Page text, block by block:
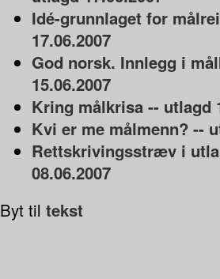
Idé-grunnlaget for
17.06.2007
God norsk. Innlegg i
15.06.2007
Kring målkrisa -- utlagd
Kvi er me målmenn? --
Rettskrivingsstræv i
08.06.2007
Byt til tekst